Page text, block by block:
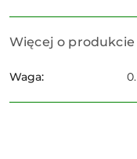
Więcej o produkcie
Waga: